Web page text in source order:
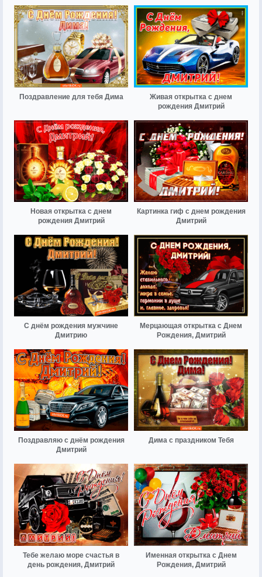
Поздравление для тебя Дима
Живая открытка с днем
рождения Дмитрий
Новая открытка с днем
рождения Дмитрий
Картинка гиф с днем рождения
Дмитрий
С днём рождения мужчине
Дмитрию
Мерцающая открытка с Днем
Рождения, Дмитрий
Поздравляю с днём рождения
Дмитрий
Дима с праздником Тебя
Тебе желаю море счастья в
день рождения, Дмитрий
Именная открытка с Днем
Рождения, Дмитрий